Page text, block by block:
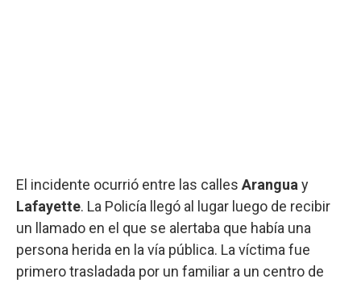
El incidente ocurrió entre las calles Arangua y
Lafayette. La Policía llegó al lugar luego de recibir
un llamado en el que se alertaba que había una
persona herida en la vía pública. La víctima fue
primero trasladada por un familiar a un centro de